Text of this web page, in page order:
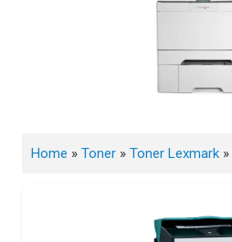
Home » Toner » Toner Lexmark »